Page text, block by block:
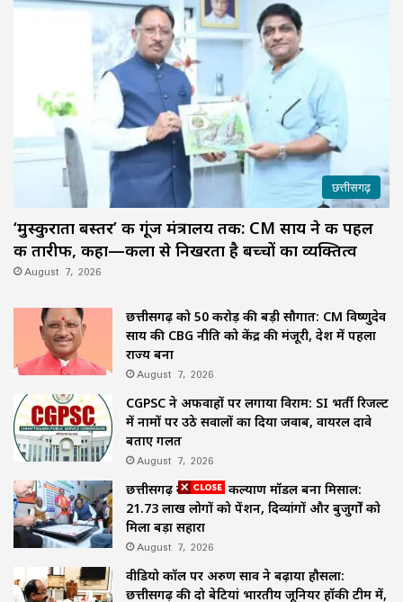
छत्तीसगढ़
‘मुस्कुराता बस्तर’ की गूंज मंत्रालय तक: CM साय ने की पहल
की तारीफ, कहा—कला से निखरता है बच्चों का व्यक्तित्व
August 7, 2026
छत्तीसगढ़ को 50 करोड़ की बड़ी सौगात: CM विष्णुदेव
साय की CBG नीति को केंद्र की मंजूरी, देश में पहला
राज्य बना
August 7, 2026
CGPSC ने अफवाहों पर लगाया विराम: SI भर्ती रिजल्ट
में नामों पर उठे सवालों का दिया जवाब, वायरल दावे
बताए गलत
August 7, 2026
छत्तीसगढ़ का समाज कल्याण मॉडल बना मिसाल:
21.73 लाख लोगों को पेंशन, दिव्यांगों और बुजुर्गों को
मिला बड़ा सहारा
August 7, 2026
वीडियो कॉल पर अरुण साव ने बढ़ाया हौसला:
छत्तीसगढ़ की दो बेटियां भारतीय जूनियर हॉकी टीम में,